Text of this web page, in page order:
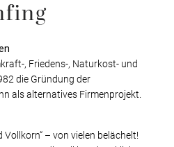
, Friedens-, Naturkost- und
die Gründung der
als alternatives Firmenprojekt.
– von vielen belächelt!